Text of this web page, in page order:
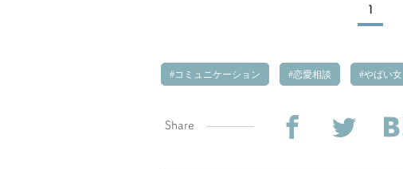
1
コミュニケーション 恋愛相談 やばい女
Share